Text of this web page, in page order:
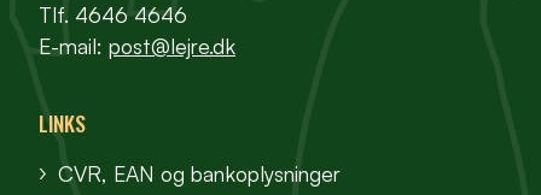
Tlf. 4646 4646
E-mail: post@lejre.dk
LINKS
CVR, EAN og bankoplysninger